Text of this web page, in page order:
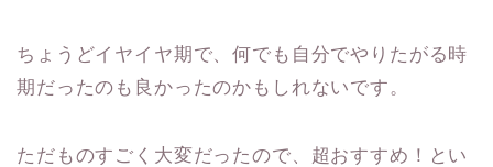
ちょうどイヤイヤ期で、何でも自分でやりたがる時
期だったのも良かったのかもしれないです。
ただものすごく大変だったので、超おすすめ！とい